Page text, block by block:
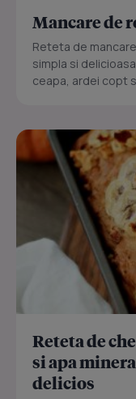
Mancare de
Reteta de
simpla si
ceapa, ardei copt
Reteta de
si apa
delicios